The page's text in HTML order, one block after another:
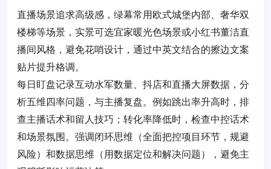
直播场景追求高级感，绿幕常用欧式城堡内部、奢华双
楼梯等场景，实景可选宜家暖光色场景或小红书董洁直
播间风格，避免花哨设计，通过中英文结合的擦边文案
贴片提升格调。
每日盯盘记录互动水军数量、抖店和直播大屏数据，分
析五维四率问题，与主播复盘。例如跳出率升高时，排
查主播话术和留人技巧；转化率降低时，检查中控话术
和场景氛围。强调闭环思维（全面把控项目环节，规避
风险）和数据思维（用数据定位和解决问题），避免主